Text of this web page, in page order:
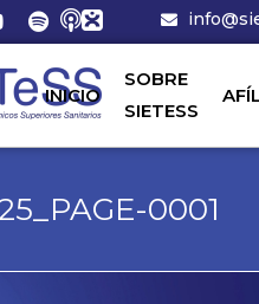
INICIO
SOBRE
SIETESS
0001